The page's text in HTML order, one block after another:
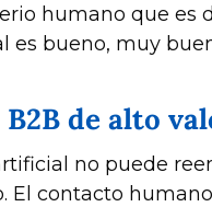
humano que
bueno, muy
de alto
no puede
El contacto